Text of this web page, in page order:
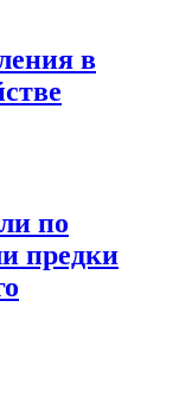
в
по
предки